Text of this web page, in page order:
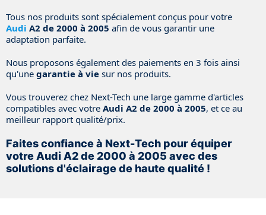
Tous nos produits sont spécialement conçus pour votre
Audi A2 de 2000 à 2005 afin de vous garantir une
adaptation parfaite.
Nous proposons également des paiements en 3 fois ainsi
qu'une garantie à vie sur nos produits.
Vous trouverez chez Next-Tech une large gamme d'articles
compatibles avec votre Audi A2 de 2000 à 2005, et ce au
meilleur rapport qualité/prix.
Faites confiance à Next-Tech pour équiper
votre Audi A2 de 2000 à 2005 avec des
solutions d'éclairage de haute qualité !